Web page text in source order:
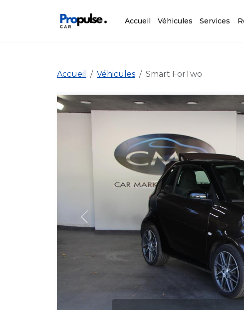
Accueil Véhicules Services
Accueil Véhicules Smart ForTwo
Précédent